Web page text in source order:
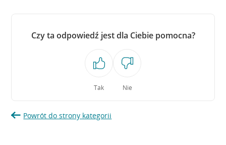
Czy ta odpowiedź jest dla Ciebie pomocna?
Tak Nie
Powrót do strony kategorii